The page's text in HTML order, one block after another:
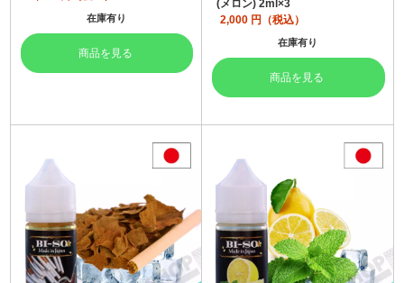
在庫有り
商品を見る
(メロン) 2ml×3
2,000 円（税込）
在庫有り
商品を見る